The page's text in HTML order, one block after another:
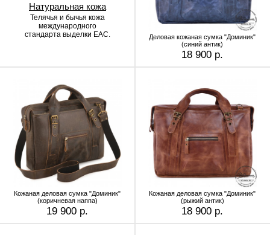
Натуральная кожа
Телячья и бычья кожа
международного
стандарта выделки EAC.
Деловая кожаная сумка "Доминик"
(синий антик)
18 900 р.
Кожаная деловая сумка "Доминик"
(коричневая наппа)
19 900 р.
Кожаная деловая сумка "Доминик"
(рыжий антик)
18 900 р.